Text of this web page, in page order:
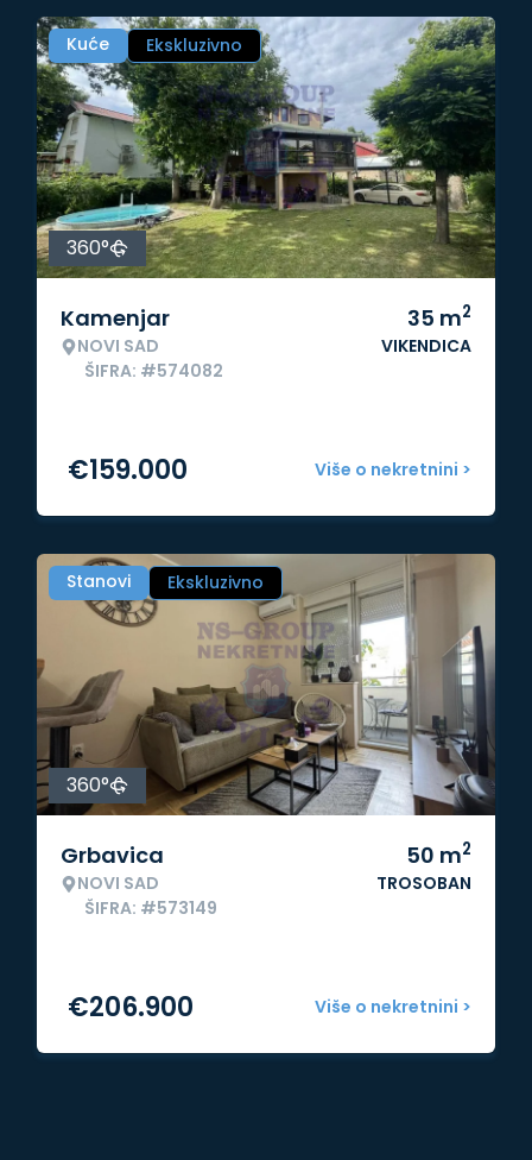
Kuće Ekskluzivno
360°
Kamenjar
NOVI SAD
ŠIFRA: #574082
35 m2
VIKENDICA
Više o nekretnini >
€159.000
Stanovi Ekskluzivno
360°
Grbavica
NOVI SAD
ŠIFRA: #573149
50 m2
TROSOBAN
Više o nekretnini >
€206.900